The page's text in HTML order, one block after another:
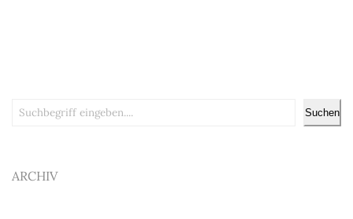
Suchen Suchen
ARCHIV